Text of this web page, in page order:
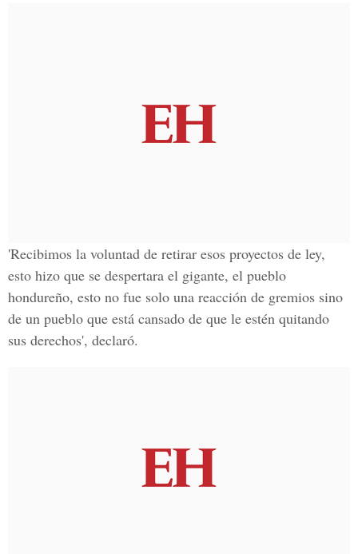
'Recibimos la voluntad de retirar esos proyectos de ley,
esto hizo que se despertara el gigante, el pueblo
hondureño, esto no fue solo una reacción de gremios sino
de un pueblo que está cansado de que le estén quitando
sus derechos', declaró.